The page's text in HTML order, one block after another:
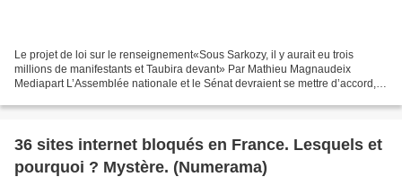
Le projet de loi sur le renseignement«Sous Sarkozy, il y aurait eu trois
millions de manifestants et Taubira devant» Par Mathieu Magnaudeix
Mediapart L’Assemblée nationale et le Sénat devraient se mettre d’accord,
36 sites internet bloqués en France. Lesquels et
pourquoi ? Mystère. (Numerama)